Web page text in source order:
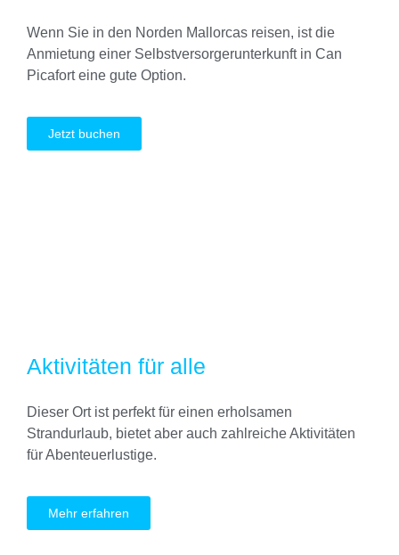
Wenn Sie in den Norden Mallorcas reisen, ist die
Anmietung einer Selbstversorgerunterkunft in Can
Picafort eine gute Option.
Jetzt buchen
Aktivitäten für alle
Dieser Ort ist perfekt für einen erholsamen
Strandurlaub, bietet aber auch zahlreiche Aktivitäten
für Abenteuerlustige.
Mehr erfahren